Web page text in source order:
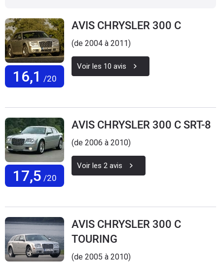
Flottes
Auto
Services
Forum
Moto
Marques
16,1 /20
AVIS CHRYSLER 300 C
(de 2004 à 2011)
Voir les 10 avis
17,5 /20
AVIS CHRYSLER 300 C SRT-8
(de 2006 à 2010)
Voir les 2 avis
AVIS CHRYSLER 300 C
TOURING
(de 2005 à 2010)